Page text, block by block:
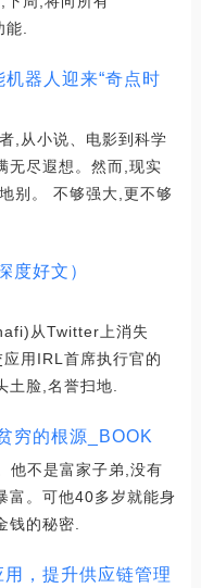
.
器人迎来“奇点时
,从小说、电影到科学
无尽遐想。然而,现实
别。 不够强大,更不够
度好文）
从Twitter上消失
用IRL首席执行官的
土脸,名誉扫地.
穷的根源_BOOK
他不是富家子弟,没有
富。可他40多岁就能身
钱的秘密.
，提升供应链管理